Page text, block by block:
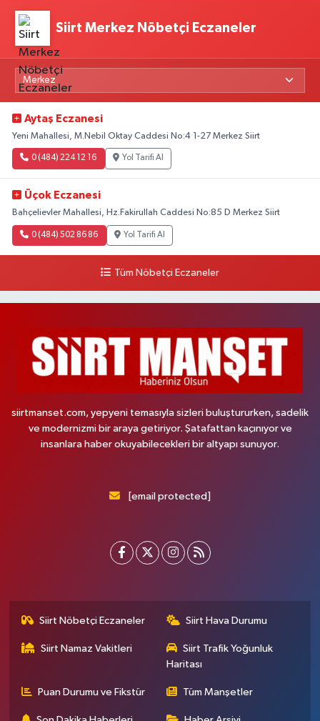
Siirt Merkez Nöbetçi Eczaneler
Aytaş Eczanesi
Yeni Mahallesi, M.Nebil Oktay Caddesi No:4 1-27 Merkez Siirt
0 (484) 224 12 16 Yol Tarifi Al
Üçok Eczanesi
Bahçelievler Mahallesi, Hz.Fakirullah Caddesi No:85 D Merkez Siirt
0 (484) 502 86 86 Yol Tarifi Al
Tüm Nöbetçi Eczaneler
siirtmanset.com, yepyeni temasıyla sizleri buluştururken, sadelik
ve modernizmi bir araya getiriyor. Şatafattan kaçınıyor ve
insanlara haber okuyabilecekleri bir altyapı sunuyor.
[email protected]
Siirt Nöbetçi Eczaneler Siirt Hava Durumu
Siirt Namaz Vakitleri
Siirt Trafik Yoğunluk
Haritası
Puan Durumu ve Fikstür Tüm Manşetler